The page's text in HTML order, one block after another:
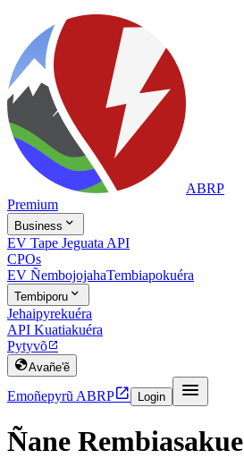
ABRP
Premium
Business 
EV Tape Jeguata API
CPOs
EV ÑembojojahaTembiapokuéra
Tembiporu 
Jehaipyrekuéra
API Kuatiakuéra
Pytyvõ
Avañe'ẽ
Emoñepyrũ ABRP Login 
Ñane Rembiasakue